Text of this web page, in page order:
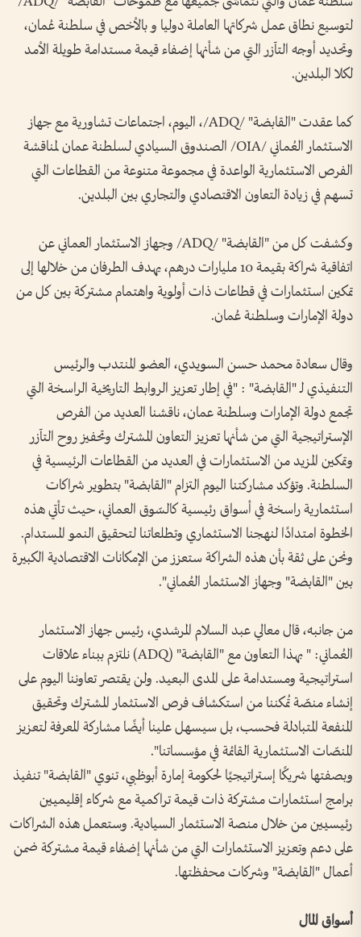
لتوسيع نطاق عمل شركاتها العاملة دوليا و بالأخص في سلطنة عُمان،
وتحديد أوجه التآزر التي من شأنها إضفاء قيمة مستدامة طويلة الأمد
لكلا البلدين.
كما عقدت "القابضة" /ADQ/، اليوم، اجتماعات تشاورية مع جهاز
الاستثمار العُماني /OIA/ الصندوق السيادي لسلطنة عمان لمناقشة
الفرص الاستثمارية الواعدة في مجموعة متنوعة من القطاعات التي
تسهم في زيادة التعاون الاقتصادي والتجاري بين البلدين.
وكشفت كل من "القابضة" /ADQ/ وجهاز الاستثمار العماني عن
اتفاقية شراكة بقيمة 10 مليارات درهم، يهدف الطرفان من خلالها إلى
تمكين استثمارات في قطاعات ذات أولوية واهتمام مشتركة بين كل من
دولة الإمارات وسلطنة عُمان.
وقال سعادة محمد حسن السويدي، العضو المنتدب والرئيس
التنفيذي لـ "القابضة" : "في إطار تعزيز الروابط التاريخية الراسخة التي
تجمع دولة الإمارات وسلطنة عمان، ناقشنا العديد من الفرص
الإستراتيجية التي من شأنها تعزيز التعاون المشترك وتحفيز روح التآزر
وتمكين المزيد من الاستثمارات في العديد من القطاعات الرئيسية في
السلطنة. وتؤكد مشاركتنا اليوم التزام "القابضة" بتطوير شراكات
استثمارية راسخة في أسواق رئيسية كالسّوق العماني، حيث تأتي هذه
الخطوة امتدادًا لنهجنا الاستثماري وتطلعاتنا لتحقيق النمو المستدام.
ونحن على ثقة بأن هذه الشراكة ستعزز من الإمكانات الاقتصادية الكبيرة
بين "القابضة" وجهاز الاستثمار العُماني".
من جانبه، قال معالي عبد السلام المرشدي، رئيس جهاز الاستثمار
العُماني: " بهذا التعاون مع "القابضة" (ADQ) نلتزم ببناء علاقات
استراتيجية ومستدامة على المدى البعيد. ولن يقتصر تعاوننا اليوم على
إنشاء منصّة تُمكننا من استكشاف فرص الاستثمار المشترك وتحقيق
المنفعة المتبادلة فحسب، بل سيسهل علينا أيضًا مشاركة المعرفة لتعزيز
المنصّات الاستثمارية القائمة في مؤسساتنا".
وبصفتها شريكًا إستراتيجيًا لحكومة إمارة أبوظبي، تنوي "القابضة" تنفيذ
برامج استثمارات مشتركة ذات قيمة تراكمية مع شركاء إقليميين
رئيسيين من خلال منصة الاستثمار السيادية. وستعمل هذه الشراكات
على دعم وتعزيز الاستثمارات التي من شأنها إضفاء قيمة مشتركة ضمن
أعمال "القابضة" وشركات محفظتها.
أسواق المال